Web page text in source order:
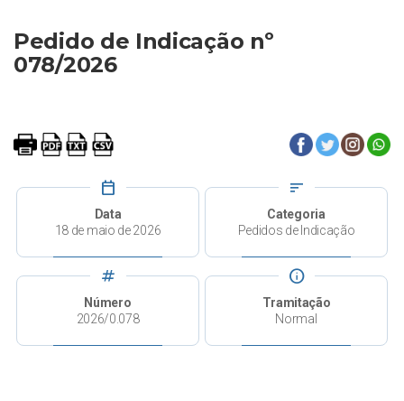
Pedido de Indicação nº
078/2026
calendar_today
Data
18 de maio de 2026
sort
Categoria
Pedidos de Indicação
tag
Número
2026/0.078
info
Tramitação
Normal